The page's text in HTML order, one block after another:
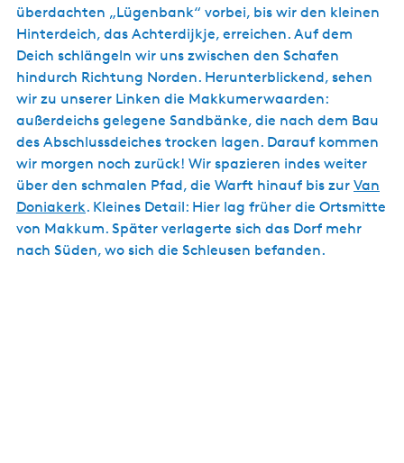
überdachten „Lügenbank“ vorbei, bis wir den kleinen
Hinterdeich, das Achterdijkje, erreichen. Auf dem
Deich schlängeln wir uns zwischen den Schafen
hindurch Richtung Norden. Herunterblickend, sehen
wir zu unserer Linken die Makkumerwaarden:
außerdeichs gelegene Sandbänke, die nach dem Bau
des Abschlussdeiches trocken lagen. Darauf kommen
wir morgen noch zurück! Wir spazieren indes weiter
über den schmalen Pfad, die Warft hinauf bis zur Van
Doniakerk. Kleines Detail: Hier lag früher die Ortsmitte
von Makkum. Später verlagerte sich das Dorf mehr
nach Süden, wo sich die Schleusen befanden.